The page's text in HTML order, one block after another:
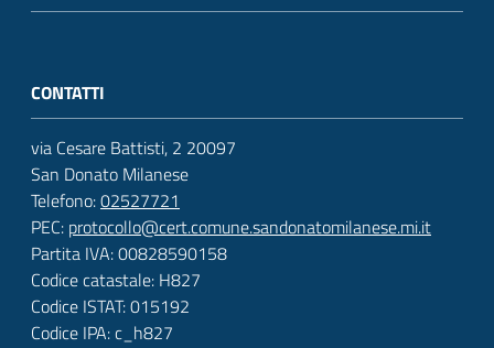
CONTATTI
via Cesare Battisti, 2 20097
San Donato Milanese
Telefono:02527721
PEC: protocollo@cert.comune.sandonatomilanese.mi.it
Partita IVA: 00828590158
Codice catastale: H827
Codice ISTAT: 015192
Codice IPA: c_h827